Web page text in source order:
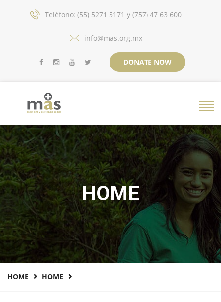
Teléfono: (55) 5271 5171 y (757) 47 63 600
info@mas.org.mx
DONATE NOW
HOME
HOME HOME